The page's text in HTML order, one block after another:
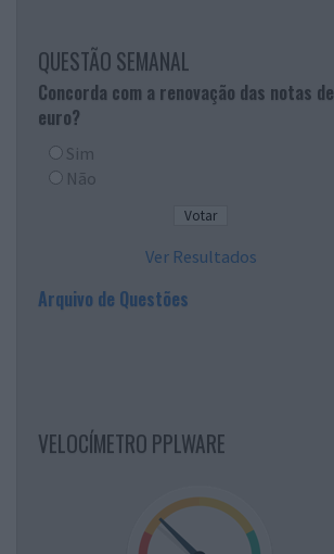
QUESTÃO SEMANAL
Concorda com a renovação das notas de
euro?
Sim
Não
Ver Resultados
Arquivo de Questões
VELOCÍMETRO PPLWARE